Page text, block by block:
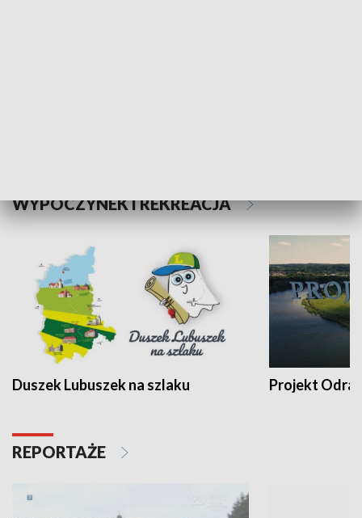
WYPOCZYNEK I REKREACJA
Duszek Lubuszek na szlaku Projekt Odra
REPORTAŻE